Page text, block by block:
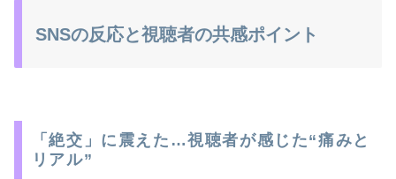
SNSの反応と視聴者の共感ポイント
「絶交」に震えた…視聴者が感じた“痛みと
リアル”